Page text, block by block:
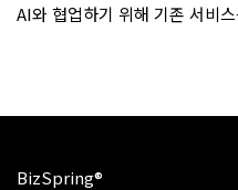
AI와 협업하기 위해 기존 서비
BizSpring®